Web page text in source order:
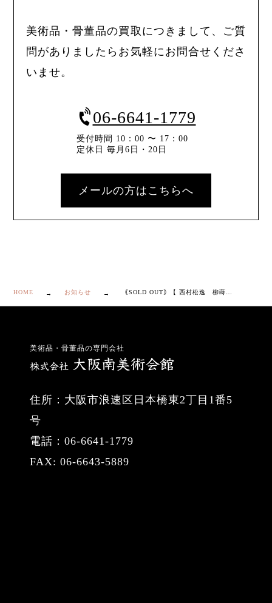
美術品・骨董品の買取につきまして、ご質
問がありましたらお気軽にお問合せくださ
いませ。
06-6641-1779
受付時間 10：00 〜 17：00
定休日 毎月6日・20日
メールの方はこちらへ
HOME お知らせ
美術品・骨董品の専門会社
住所：大阪市浪速区日本橋東2丁目1番5
号
電話：06-6641-1779
FAX: 06-6643-5889